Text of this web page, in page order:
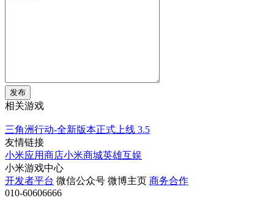
发布
相关游戏
三角洲行动-全新版本正式上线 3.5
友情链接
小米应用商店小米商城英雄互娱
小米游戏中心
开发者平台 微信公众号 微博主页 商务合作
010-60606666